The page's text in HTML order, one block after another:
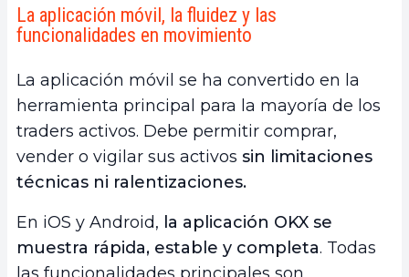
La aplicación móvil, la fluidez y las
funcionalidades en movimiento
La aplicación móvil se ha convertido en la
herramienta principal para la mayoría de los
traders activos. Debe permitir comprar,
vender o vigilar sus activos sin limitaciones
técnicas ni ralentizaciones.
En iOS y Android, la aplicación OKX se
muestra rápida, estable y completa. Todas